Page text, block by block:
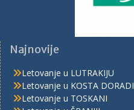
Najnovije
Letovanje u LUTRAKIJU
Letovanje u KOSTA DORADI
Letovanje u TOSKANI